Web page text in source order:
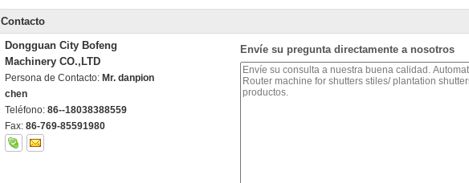
Contacto
Dongguan City Bofeng
Machinery CO.,LTD
Persona de Contacto: Mr. danpion
chen
Teléfono: 86--18038388559
Fax: 86-769-85591980
Envíe su pregunta directamente a nosotros